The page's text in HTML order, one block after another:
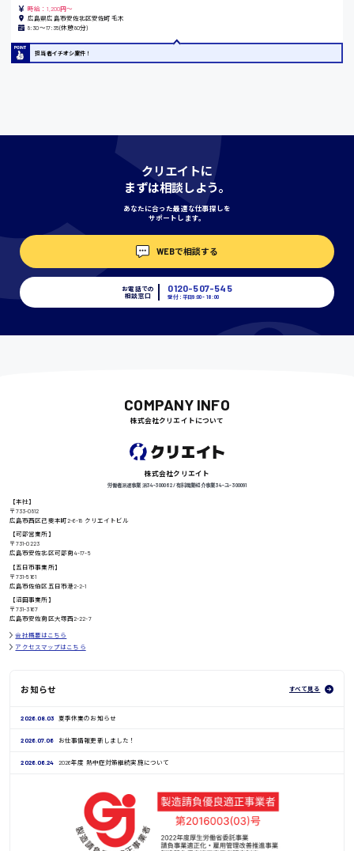
愛知県
埼玉県
高知県
鳥取県
日給8000円〜
時給：1,200円～
広島県広島市安佐北区安佐町毛木
8:30〜17:35(休憩80分)
担当者イチオシ案件！
クリエイトに
まずは相談しよう。
あなたに合った最適な仕事探しを
サポートします。
WEBで相談する
お電話での
相談窓口
0120-507-545
受付：平日9:00 - 18:00
COMPANY INFO
株式会社クリエイトについて
株式会社クリエイト
労働者派遣事業 派34-300062 / 有料職業紹介事業 34-ユ-300091
【本社】
〒733-0812
広島市西区己斐本町2-6-18 クリエイトビル
【可部営業所】
〒731-0223
広島市安佐北区可部南4-17-5
【五日市事業所】
〒731-5161
広島市佐伯区五日市港2-2-1
【沼田事業所】
〒731-3167
広島市安佐南区大塚西2-22-7
会社概要はこちら
アクセスマップはこちら
お知らせ すべて見る
2026.08.03 夏季休業のお知らせ
2026.07.06 お仕事情報更新しました！
2026.06.24 2026年度 熱中症対策継続実施について